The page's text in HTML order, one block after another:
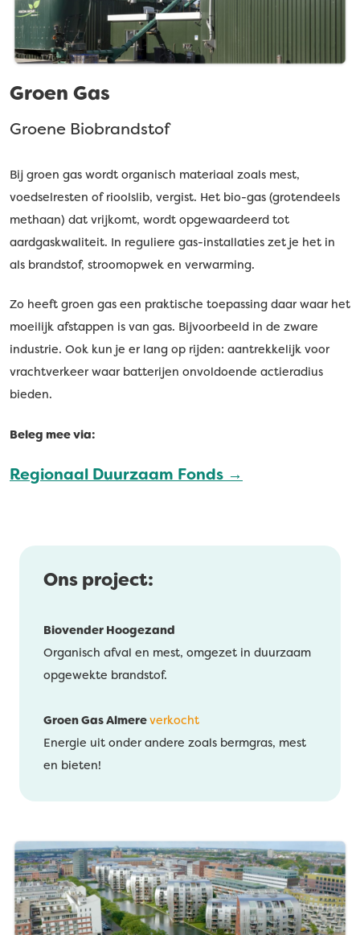
Groen Gas
Groene Biobrandstof
Bij groen gas wordt organisch materiaal zoals mest,
voedselresten of rioolslib, vergist. Het bio-gas (grotendeels
methaan) dat vrijkomt, wordt opgewaardeerd tot
aardgaskwaliteit. In reguliere gas-installaties zet je het in
als brandstof, stroomopwek en verwarming.
Zo heeft groen gas een praktische toepassing daar waar het
moeilijk afstappen is van gas. Bijvoorbeeld in de zware
industrie. Ook kun je er lang op rijden: aantrekkelijk voor
vrachtverkeer waar batterijen onvoldoende actieradius
bieden.
Beleg mee via:
Regionaal Duurzaam Fonds →
Ons project:
Biovender Hoogezand
Organisch afval en mest, omgezet in duurzaam
opgewekte brandstof.
Groen Gas Almereverkocht
Energie uit onder andere zoals bermgras, mest
en bieten!